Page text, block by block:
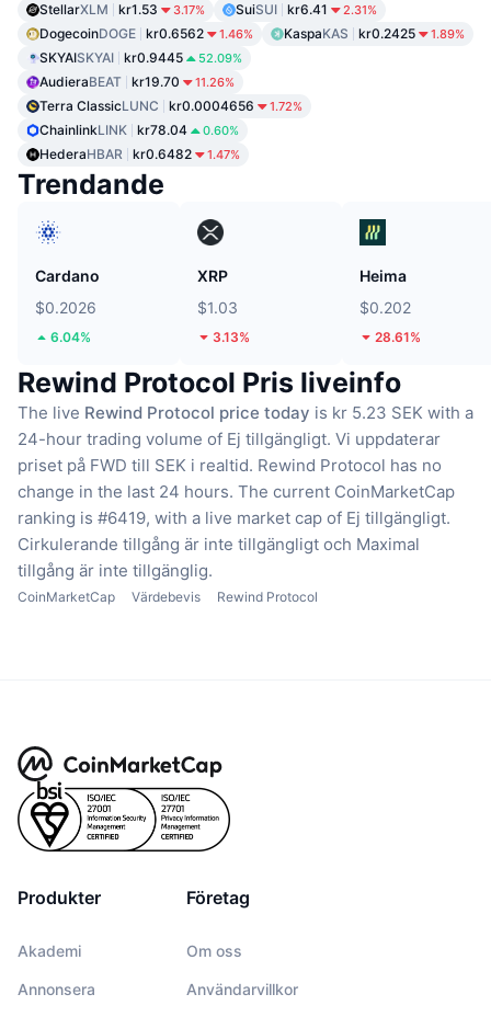
StellarXLM kr1.53 3.17% SuiSUI kr6.41 2.31%
DogecoinDOGE kr0.6562 1.46% KaspaKAS kr0.2425 1.89%
SKYAISKYAI kr0.9445 52.09%
AudieraBEAT kr19.70 11.26%
Terra ClassicLUNC kr0.0004656 1.72%
ChainlinkLINK kr78.04 0.60%
HederaHBAR kr0.6482 1.47%
Trendande
Cardano
$0.2026
6.04%
XRP
$1.03
3.13%
Heima
$0.202
28.61%
Rewind Protocol Pris liveinfo
The live Rewind Protocol price today is kr 5.23 SEK with a
24-hour trading volume of Ej tillgängligt. Vi uppdaterar
priset på FWD till SEK i realtid. Rewind Protocol has no
change in the last 24 hours. The current CoinMarketCap
ranking is #6419, with a live market cap of Ej tillgängligt.
Cirkulerande tillgång är inte tillgängligt och Maximal
tillgång är inte tillgänglig.
CoinMarketCap Värdebevis Rewind Protocol
Produkter
Akademi
Annonsera
Företag
Om oss
Användarvillkor